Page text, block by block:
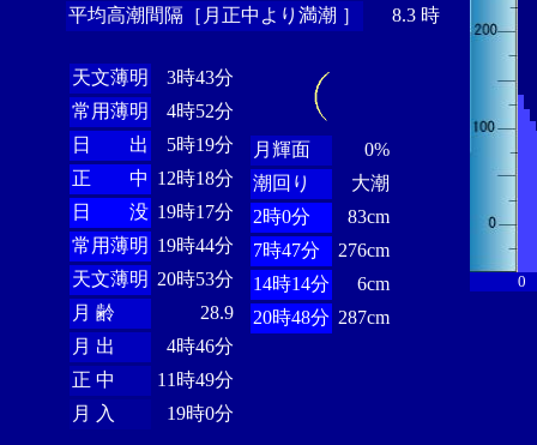
平均高潮間隔［月正中より満潮 ］
8.3 時
天文薄明
3時43分
常用薄明
4時52分
日 出
5時19分
正 中 12時18分
日 没 19時17分
常用薄明 19時44分
天文薄明 20時53分
月 齢
28.9
月 出
4時46分
正 中
11時49分
月 入
19時0分
月輝面
0%
潮回り
大潮
2時0分
83cm
7時47分
276cm
14時14分
6cm
20時48分 287cm
0